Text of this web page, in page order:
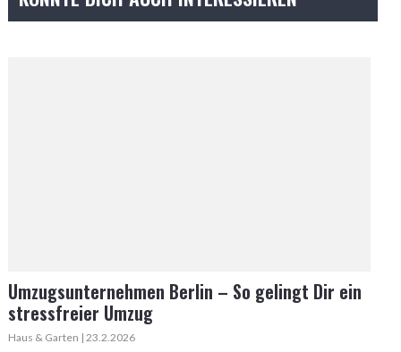
Umzugsunternehmen Berlin – So gelingt Dir ein
stressfreier Umzug
Haus & Garten | 23.2.2026